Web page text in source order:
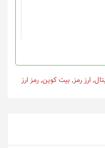
,ارز رمز,بیت کوین,رمز ارز